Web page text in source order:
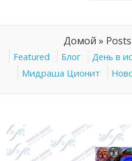
Домой »
Featured Блог День в
Мидраша Ционит